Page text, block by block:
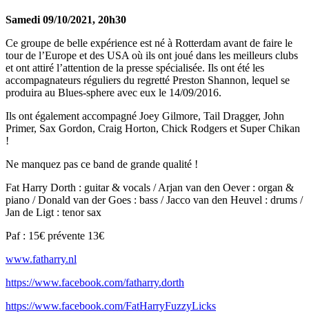
Samedi 09/10/2021, 20h30
Ce groupe de belle expérience est né à Rotterdam avant de faire le
tour de l’Europe et des USA où ils ont joué dans les meilleurs clubs
et ont attiré l’attention de la presse spécialisée. Ils ont été les
accompagnateurs réguliers du regretté Preston Shannon, lequel se
produira au Blues-sphere avec eux le 14/09/2016.
Ils ont également accompagné Joey Gilmore, Tail Dragger, John
Primer, Sax Gordon, Craig Horton, Chick Rodgers et Super Chikan
!
Ne manquez pas ce band de grande qualité !
Fat Harry Dorth : guitar & vocals / Arjan van den Oever : organ &
piano / Donald van der Goes : bass / Jacco van den Heuvel : drums /
Jan de Ligt : tenor sax
Paf : 15€ prévente 13€
www.fatharry.nl
https://www.facebook.com/fatharry.dorth
https://www.facebook.com/FatHarryFuzzyLicks